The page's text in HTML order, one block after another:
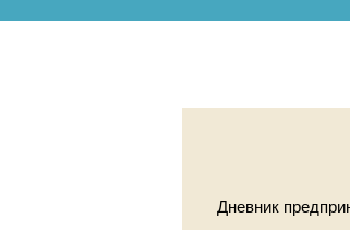
Дневник